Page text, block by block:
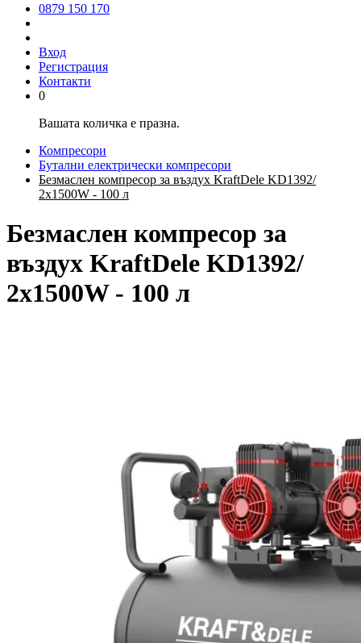
0879 150 170
Вход
Регистрация
Контакти
0
Вашата количка е празна.
Компресори
Бутални електрически компресори
Безмаслен компресор за въздух KraftDele KD1392/
2x1500W - 100 л
Безмаслен компресор за
въздух KraftDele KD1392/
2x1500W - 100 л